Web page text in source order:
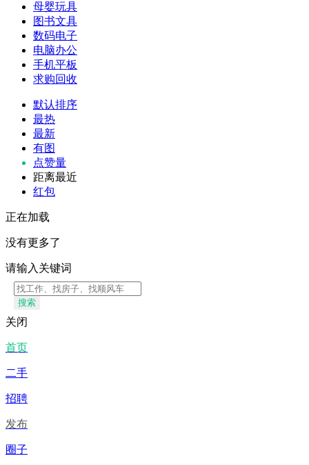
母婴玩具
图书文具
数码电子
电脑办公
手机平板
求购回收
默认排序
最热
最新
有图
点赞量
距离最近
红包
正在加载
没有更多了
请输入关键词
搜索
关闭
首页
二手
招聘
发布
圈子